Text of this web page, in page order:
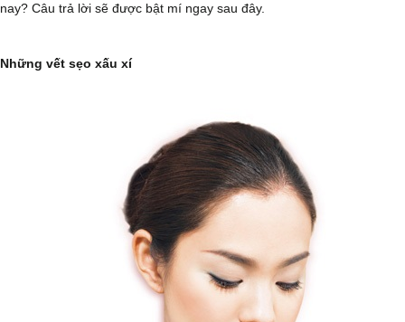
nay? Câu trả lời sẽ được bật mí ngay sau đây.
Những vết sẹo xấu xí